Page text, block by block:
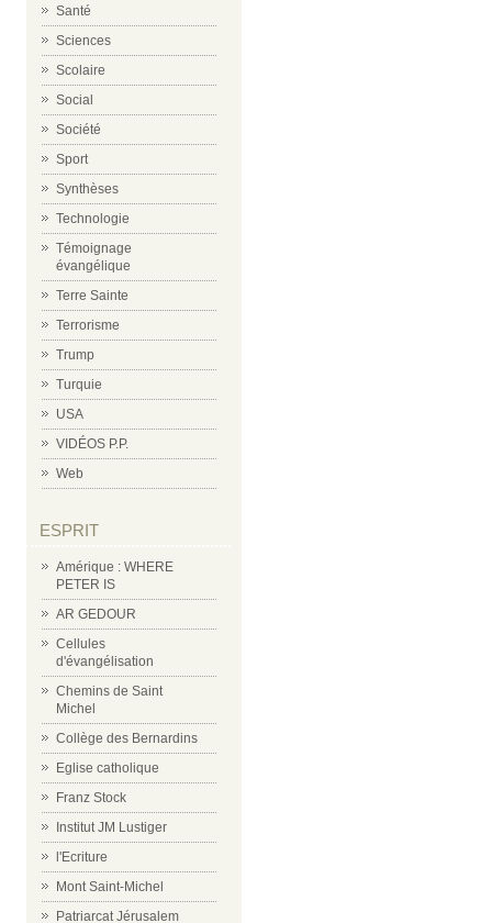
Santé
Sciences
Scolaire
Social
Société
Sport
Synthèses
Technologie
Témoignage
évangélique
Terre Sainte
Terrorisme
Trump
Turquie
USA
VIDÉOS P.P.
Web
ESPRIT
Amérique : WHERE
PETER IS
AR GEDOUR
Cellules
d'évangélisation
Chemins de Saint
Michel
Collège des Bernardins
Eglise catholique
Franz Stock
Institut JM Lustiger
l'Ecriture
Mont Saint-Michel
Patriarcat Jérusalem